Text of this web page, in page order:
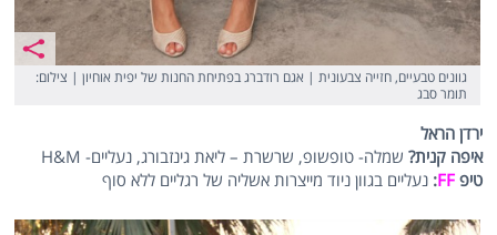
גוונים טבעיים, חזייה צבעונית | אגם רודברג בפתיחת החנות של יפית אוחיון | צילום:
תומר סבג
ירדן הראל
איפה קנית? שמלה- טופשופ, שרשרת – ליאת גינזבורג, נעליים- H&M
טיפFF
:נעליים בגוון ניוד מייצרות אשליה של רגליים ללא סוף